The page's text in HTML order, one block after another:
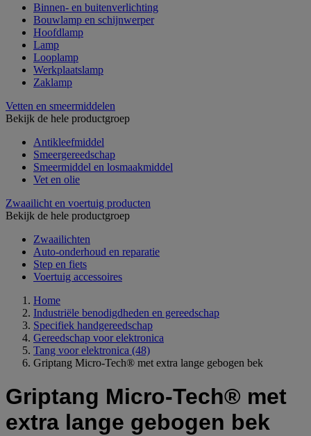
Binnen- en buitenverlichting
Bouwlamp en schijnwerper
Hoofdlamp
Lamp
Looplamp
Werkplaatslamp
Zaklamp
Vetten en smeermiddelen
Bekijk de hele productgroep
Antikleefmiddel
Smeergereedschap
Smeermiddel en losmaakmiddel
Vet en olie
Zwaailicht en voertuig producten
Bekijk de hele productgroep
Zwaailichten
Auto-onderhoud en reparatie
Step en fiets
Voertuig accessoires
Home
Industriële benodigdheden en gereedschap
Specifiek handgereedschap
Gereedschap voor elektronica
Tang voor elektronica (48)
Griptang Micro-Tech® met extra lange gebogen bek
Griptang Micro-Tech® met
extra lange gebogen bek